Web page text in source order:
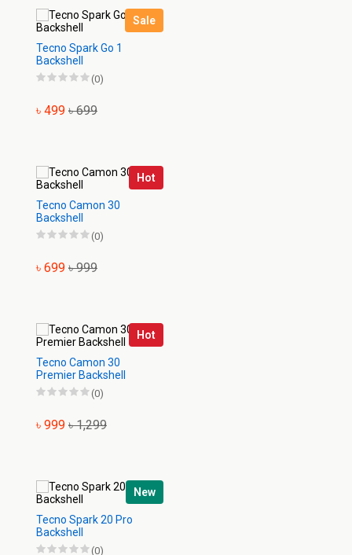
Sale
Tecno Spark Go 1
Backshell
(0)
৳ 499 ৳ 699
Hot
Tecno Camon 30
Backshell
(0)
৳ 699 ৳ 999
Hot
Tecno Camon 30
Premier Backshell
(0)
৳ 999 ৳ 1,299
New
Tecno Spark 20 Pro
Backshell
(0)